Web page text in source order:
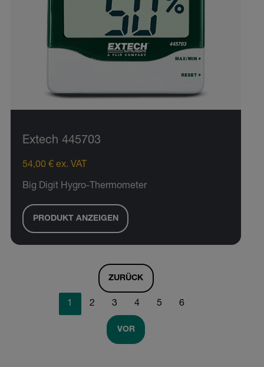
Extech 445703
54,00 € ex. VAT
Big Digit Hygro-Thermometer
PRODUKT ANZEIGEN
ZURÜCK
1 2 3 4 5 6
VOR